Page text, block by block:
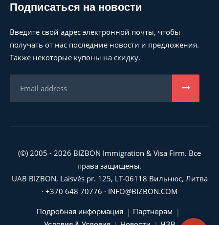
Подписаться на новости
Введите свой адрес электронной почты, чтобы
получать от нас последние новости и предложения.
Также некоторые купоны на скидку.
(©) 2005 - 2026 BIZBON Immigration & Visa Firm. Все
права защищены.
UAB BIZBON, Laisvės pr. 125, LT-06118 Вильнюс, Литва
· +370 648 70776 · INFO@BIZBON.COM
Подробная информация
Партнерам